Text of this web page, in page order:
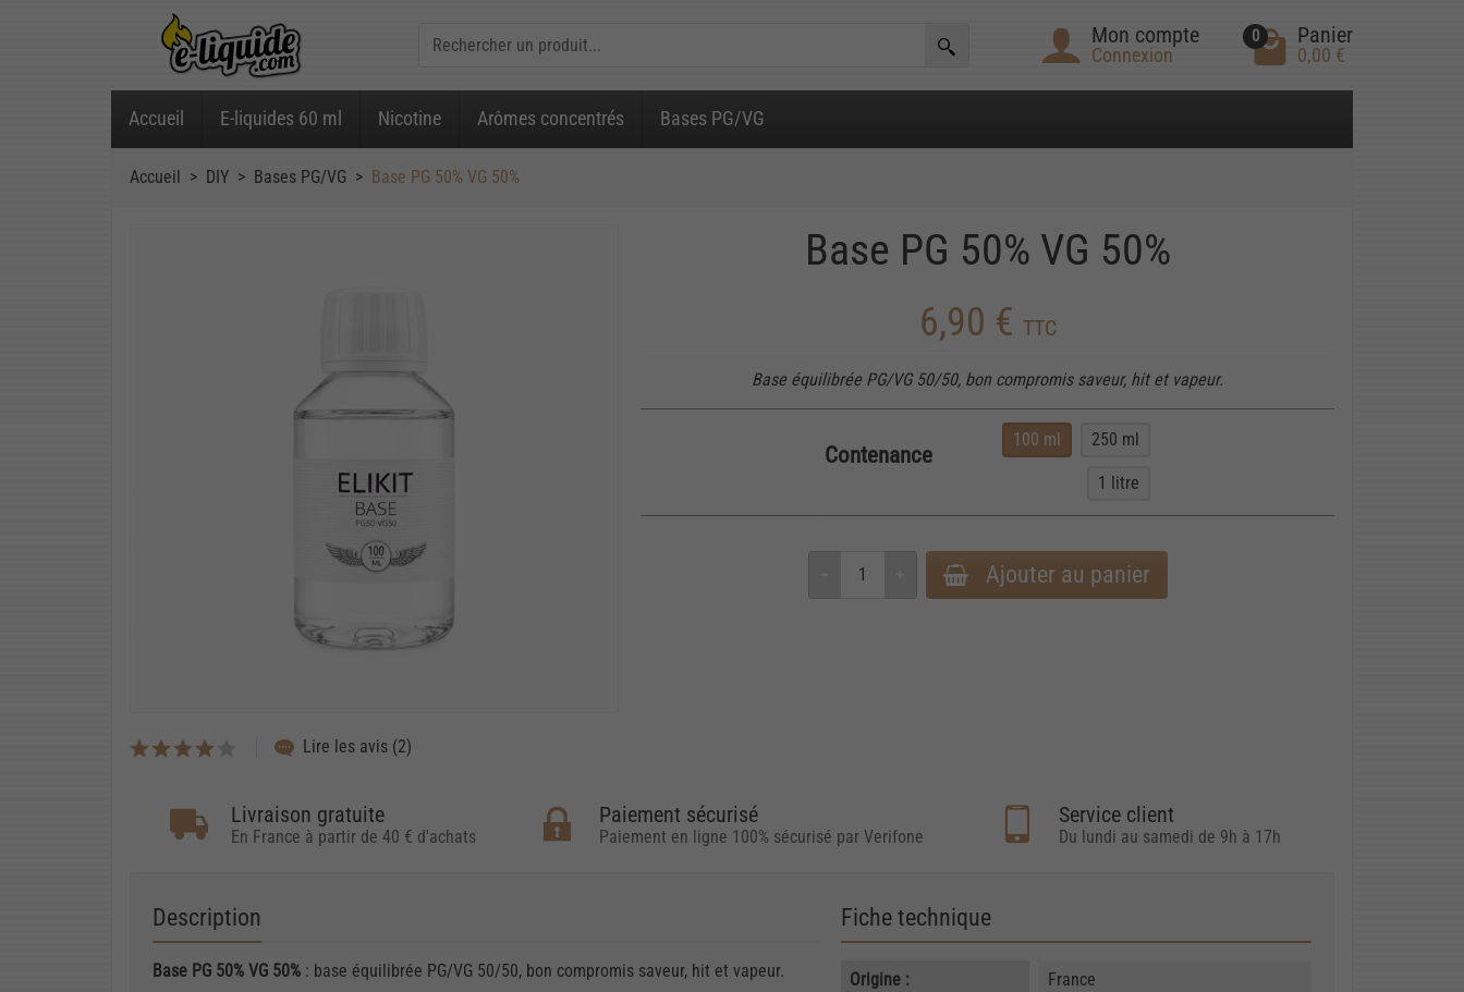
Mon compte
Connexion
0 Panier
0,00 €
Accueil E-liquides 60 ml Nicotine Arômes concentrés Bases PG/VG
Accueil DIY Bases PG/VG Base PG 50% VG 50%
Lire les avis (2)
Base PG 50% VG 50%
6,90 € TTC
Base équilibrée PG/VG 50/50, bon compromis saveur, hit et vapeur.
Contenance
100 ml 250 ml
1 litre
Ajouter au panier
Livraison gratuite
En France à partir de 40 € d'achats
Paiement sécurisé
Paiement en ligne 100% sécurisé par Verifone
Service client
Du lundi au samedi de 9h à 17h
Description
Base PG 50% VG 50% : base équilibrée PG/VG 50/50, bon compromis saveur, hit et vapeur.
Fiche technique
Origine : France